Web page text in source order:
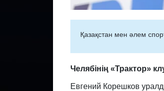
Қазақстан мен әлем
Челябінің «Трактор»
Евгений Корешков